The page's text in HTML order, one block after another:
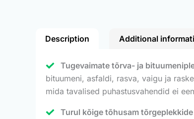
Description Additional
Tugevaimate tõrva- ja
bituumeni, asfaldi, rasva, vaigu ja
mida tavalised puhastusvahendid ei
Turul kõige tõhusam tõrgeplekkide